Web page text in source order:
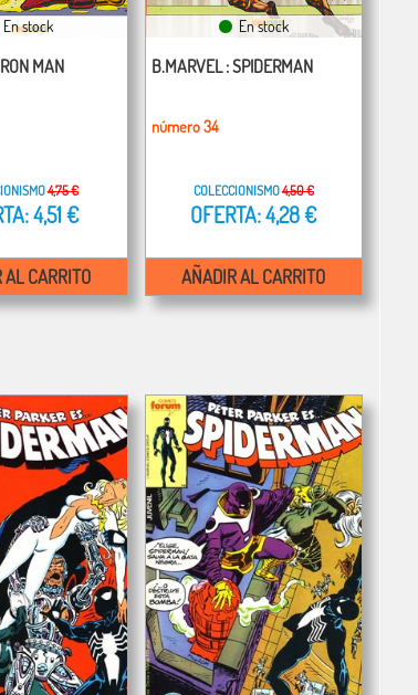
En stock
MAN
4,75 €
4,51 €
CARRITO
En stock
B.MARVEL : SPIDERMAN
número 34
COLECCIONISMO4,50 €
OFERTA: 4,28 €
AÑADIR AL CARRITO